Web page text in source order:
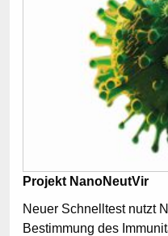
Projekt NanoNeutVir
Neuer Schnelltest nutzt
Bestimmung des